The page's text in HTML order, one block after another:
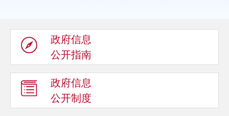
政府信息
公开指南
政府信息
公开制度